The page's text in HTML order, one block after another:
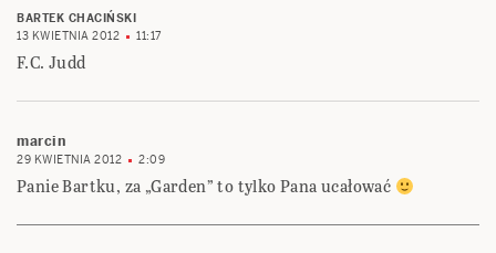
BARTEK CHACIŃSKI
13 KWIETNIA 2012
11:17
F.C. Judd
marcin
29 KWIETNIA 2012 2:09
Panie Bartku, za „Garden” to tylko Pana ucałować